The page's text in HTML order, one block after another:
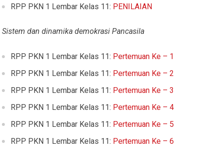
RPP PKN 1 Lembar Kelas 11: PENILAIAN
Sistem dan dinamika demokrasi Pancasila
RPP PKN 1 Lembar Kelas 11: Pertemuan Ke – 1
RPP PKN 1 Lembar Kelas 11: Pertemuan Ke – 2
RPP PKN 1 Lembar Kelas 11: Pertemuan Ke – 3
RPP PKN 1 Lembar Kelas 11: Pertemuan Ke – 4
RPP PKN 1 Lembar Kelas 11: Pertemuan Ke – 5
RPP PKN 1 Lembar Kelas 11: Pertemuan Ke – 6